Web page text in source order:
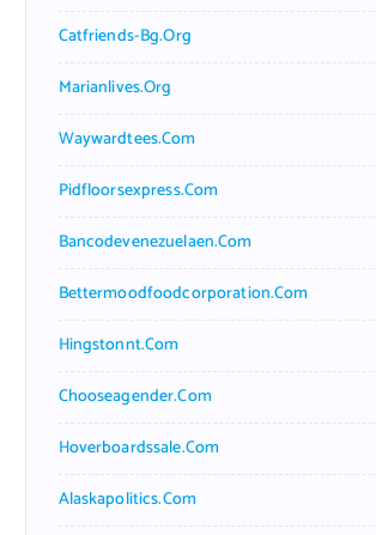
Catfriends-Bg.org
Marianlives.org
Waywardtees.com
Pidfloorsexpress.com
Bancodevenezuelaen.com
Bettermoodfoodcorporation.com
Hingstonnt.com
Chooseagender.com
Hoverboardssale.com
Alaskapolitics.com